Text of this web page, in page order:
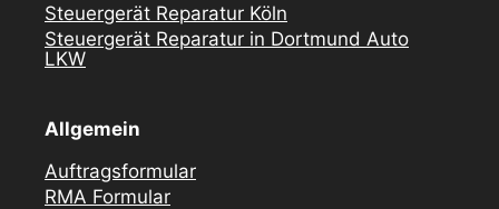
Steuergerät Reparatur Köln
Steuergerät Reparatur in Dortmund Auto
LKW
Allgemein
Auftragsformular
RMA Formular